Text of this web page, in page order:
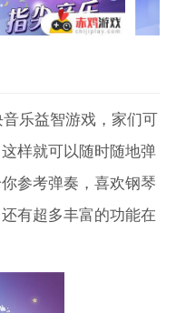
乐益智游戏，家们可
样就可以随时随地弹
参考弹奏，喜欢钢琴
有超多丰富的功能在